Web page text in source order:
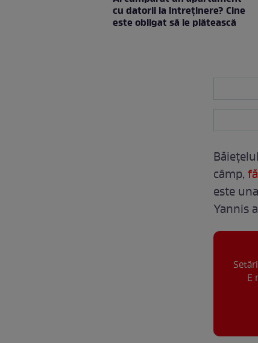
cu datorii la întreținere? Cine
este obligat să le plătească
câmp,
este
Yannis
E